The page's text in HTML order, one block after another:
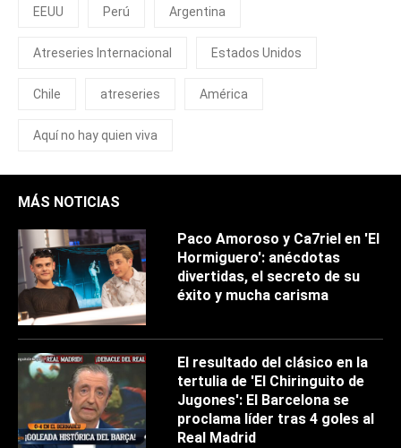
EEUU Perú Argentina
Atreseries Internacional Estados Unidos
Chile atreseries América
Aquí no hay quien viva
MÁS NOTICIAS
Paco Amoroso y Ca7riel en 'El
Hormiguero': anécdotas
divertidas, el secreto de su
éxito y mucha carisma
El resultado del clásico en la
tertulia de 'El Chiringuito de
Jugones': El Barcelona se
proclama líder tras 4 goles al
Real Madrid